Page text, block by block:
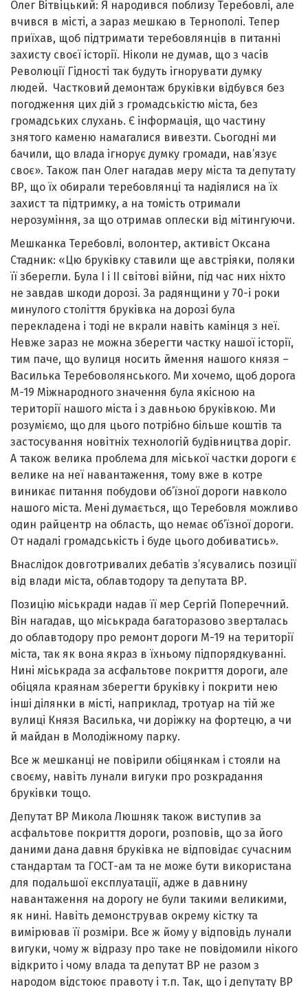
Олег Вітвіцький: Я народився поблизу Теребовлі, але
вчився в місті, а зараз мешкаю в Тернополі. Тепер
приїхав, щоб підтримати теребовлянців в питанні
захисту своєї історії. Ніколи не думав, що з часів
Революції Гідності так будуть ігнорувати думку
людей. Частковий демонтаж бруківки відбувся без
погодження цих дій з громадськістю міста, без
громадських слухань. Є інформація, що частину
знятого каменю намагалися вивезти. Сьогодні ми
бачили, що влада ігнорує думку громади, нав’язує
своє». Також пан Олег нагадав меру міста та депутату
ВР, що їх обирали теребовлянці та надіялися на їх
захист та підтримку, а на томість отримали
нерозуміння, за що отримав оплески від мітингуючи.
Мешканка Теребовлі, волонтер, активіст Оксана
Стадник: «Цю бруківку ставили ще австріяки, поляки
її зберегли. Була І і ІІ світові війни, під час них ніхто
не завдав шкоди дорозі. За радянщини у 70-і роки
минулого століття бруківка на дорозі була
перекладена і тоді не вкрали навіть камінця з неї.
Невже зараз не можна зберегти частку нашої історії,
тим паче, що вулиця носить ймення нашого князя –
Василька Теребоволянського. Ми хочемо, щоб дорога
М-19 Міжнародного значення була якісною на
території нашого міста і з давньою бруківкою. Ми
розуміємо, що для цього потрібно більше коштів та
застосування новітніх технологій будівництва доріг.
А також велика проблема для міської частки дороги є
велике на неї навантаження, тому вже в котре
виникає питання побудови об’їзної дороги навколо
нашого міста. Мені думається, що Теребовля можливо
один райцентр на область, що немає об’їзної дороги.
От надалі громадськість і буде цього добиватись».
Внаслідок довготривалих дебатів з’ясувались позиції
від влади міста, облавтодору та депутата ВР.
Позицію міськради надав її мер Сергій Поперечний.
Він нагадав, що міськрада багаторазово зверталась
до облавтодору про ремонт дороги М-19 на території
міста, так як вона якраз в їхньому підпорядкуванні.
Нині міськрада за асфальтове покриття дороги, але
обіцяла краянам зберегти бруківку і покрити нею
інші ділянки в місті, наприклад, тротуар на тій же
вулиці Князя Василька, чи доріжку на фортецю, а чи
й майдан в Молодіжному парку.
Все ж мешканці не повірили обіцянкам і стояли на
своєму, навіть лунали вигуки про розкрадання
бруківки тощо.
Депутат ВР Микола Люшняк також виступив за
асфальтове покриття дороги, розповів, що за його
даними дана давня бруківка не відповідає сучасним
стандартам та ГОСТ-ам та не може бути використана
для подальшої експлуатації, адже в давнину
навантаження на дорогу не були такими великими,
як нині. Навіть демонстрував окрему кістку та
вимірював її розміри. Все ж йому у відповідь лунали
вигуки, чому ж відразу про таке не повідомили нікого
відкрито і чому влада та депутат ВР не разом з
народом відстоює правоту і т.п. Так, що і депутату ВР